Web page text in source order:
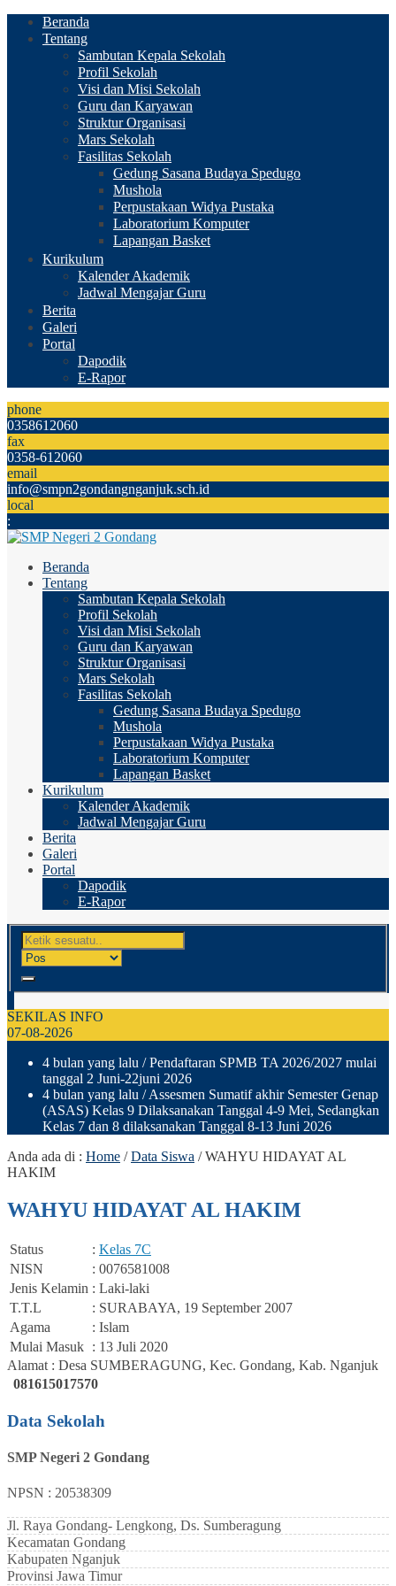
Beranda
Tentang
Sambutan Kepala Sekolah
Profil Sekolah
Visi dan Misi Sekolah
Guru dan Karyawan
Struktur Organisasi
Mars Sekolah
Fasilitas Sekolah
Gedung Sasana Budaya Spedugo
Mushola
Perpustakaan Widya Pustaka
Laboratorium Komputer
Lapangan Basket
Kurikulum
Kalender Akademik
Jadwal Mengajar Guru
Berita
Galeri
Portal
Dapodik
E-Rapor
phone
0358612060
fax
0358-612060
email
info@smpn2gondangnganjuk.sch.id
local
:
Beranda
Tentang
Sambutan Kepala Sekolah
Profil Sekolah
Visi dan Misi Sekolah
Guru dan Karyawan
Struktur Organisasi
Mars Sekolah
Fasilitas Sekolah
Gedung Sasana Budaya Spedugo
Mushola
Perpustakaan Widya Pustaka
Laboratorium Komputer
Lapangan Basket
Kurikulum
Kalender Akademik
Jadwal Mengajar Guru
Berita
Galeri
Portal
Dapodik
E-Rapor
SEKILAS INFO
07-08-2026
4 bulan yang lalu / Pendaftaran SPMB TA 2026/2027 mulai
tanggal 2 Juni-22juni 2026
4 bulan yang lalu / Assesmen Sumatif akhir Semester Genap
(ASAS) Kelas 9 Dilaksanakan Tanggal 4-9 Mei, Sedangkan
Kelas 7 dan 8 dilaksanakan Tanggal 8-13 Juni 2026
Anda ada di : Home /Data Siswa /WAHYU HIDAYAT AL
HAKIM
WAHYU HIDAYAT AL HAKIM
Status : Kelas 7C
NISN
: 0076581008
Jenis Kelamin : Laki-laki
T.T.L
: SURABAYA, 19 September 2007
Agama
: Islam
Mulai Masuk : 13 Juli 2020
Alamat : Desa SUMBERAGUNG, Kec. Gondang, Kab. Nganjuk
081615017570
Data Sekolah
SMP Negeri 2 Gondang
NPSN : 20538309
Jl. Raya Gondang- Lengkong, Ds. Sumberagung
Kecamatan Gondang
Kabupaten Nganjuk
Provinsi Jawa Timur